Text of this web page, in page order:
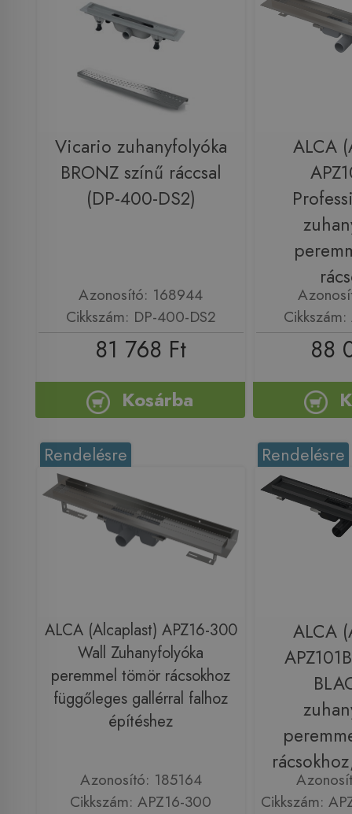
Vicario zuhanyfolyóka
BRONZ színű ráccsal
(DP-400-DS2)
Azonosító: 168944
Cikkszám: DP-400-DS2
81 768 Ft
Kosárba
ALCA
88
Rendelésre
ALCA (Alcaplast) APZ16-300
Wall Zuhanyfolyóka
peremmel tömör rácsokhoz
függőleges gallérral falhoz
építéshez
Azonosító: 185164
Cikkszám: APZ16-300
Rendelésre
ALCA
Cikkszám: